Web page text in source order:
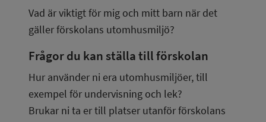
Vad är viktigt för mig och mitt barn när det
gäller förskolans utomhusmiljö?
Frågor du kan ställa till förskolan
Hur använder ni era utomhusmiljöer, till
exempel för undervisning och lek?
Brukar ni ta er till platser utanför förskolans